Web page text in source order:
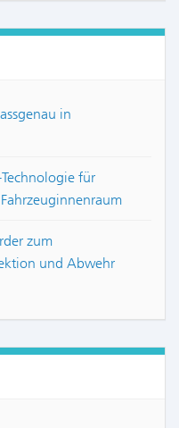
in
für
zum
und Abwehr